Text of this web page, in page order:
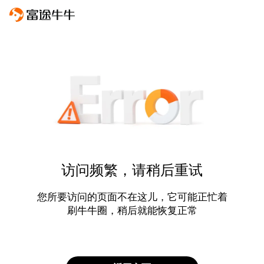
访问频繁，请稍后重试
您所要访问的页面不在这儿，它可能正忙着
刷牛牛圈，稍后就能恢复正常